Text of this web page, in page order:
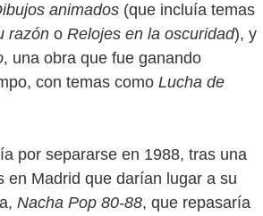
animados (que incluía temas
razón o Relojes en la oscuridad), y
, una obra que fue ganando
con temas como Lucha de
por separarse en 1988, tras una
en Madrid que darían lugar a su
Nacha Pop 80-88, que repasaría